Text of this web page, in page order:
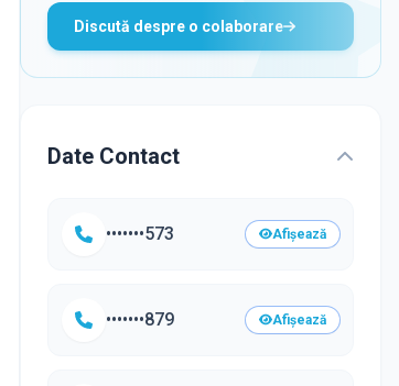
Discută despre o colaborare
Date Contact
•••••••573 Afișează
•••••••879 Afișează